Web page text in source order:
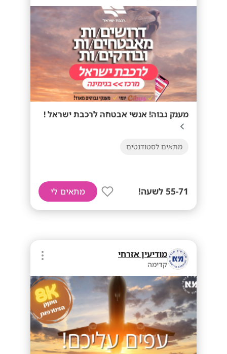
מענק גבוה! אנשי אבטחה לרכבת ישראל !
מתאים לסטודנטים
55-71 לשעה! מתאים לי
מודיעין אזרחי
קדימה